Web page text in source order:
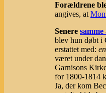
Forældrene
angives, at
Senere samme
blev hun døbt i
erstattet med:
været under
Garnisons
for 1800-1814
Ja, der kom